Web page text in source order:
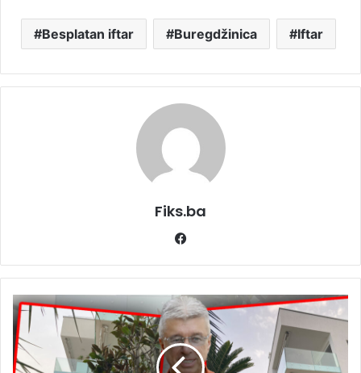
Besplatan iftar Buregdžinica Iftar
Fiks.ba
Uživa
kao
grof:
Saša
Popović